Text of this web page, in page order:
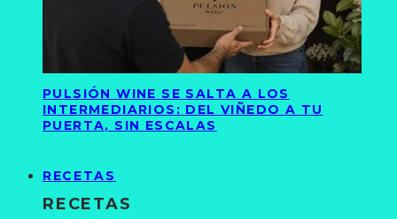
PULSIÓN WINE SE SALTA A LOS
INTERMEDIARIOS: DEL VIÑEDO A TU
PUERTA, SIN ESCALAS
RECETAS
RECETAS